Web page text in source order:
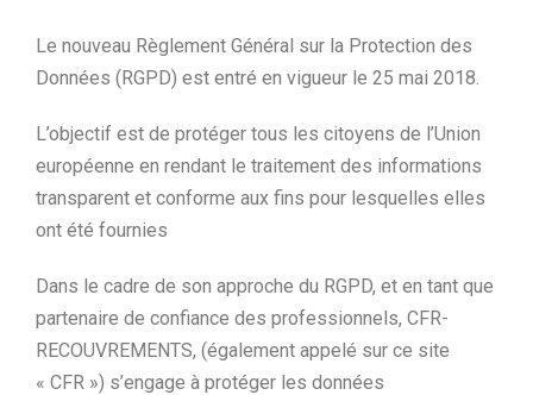
Le nouveau Règlement Général sur la Protection des
Données (RGPD) est entré en vigueur le 25 mai 2018.
L’objectif est de protéger tous les citoyens de l’Union
européenne en rendant le traitement des informations
transparent et conforme aux fins pour lesquelles elles
ont été fournies
Dans le cadre de son approche du RGPD, et en tant que
partenaire de confiance des professionnels, CFR-
RECOUVREMENTS, (également appelé sur ce site
« CFR ») s’engage à protéger les données